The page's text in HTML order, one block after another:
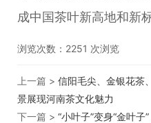
成中国茶叶新高地和新
浏览次数： 2251 次浏览
上一篇 > 信阳毛尖、金银花茶
景展现河南茶文化魅力
下一篇 > “小叶子”变身“金叶